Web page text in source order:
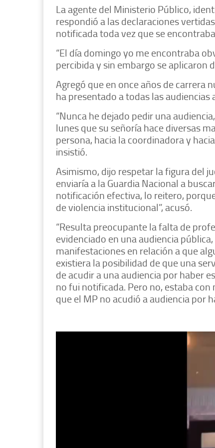
La agente del Ministerio Público,
respondió a las declaraciones
notificada toda vez que se
“El día domingo yo me encontraba
percibida y sin embargo se aplicaron
Agregó que en once años de carrera
ha presentado a todas las audiencias
“Nunca he dejado pedir una
lunes que su señoría hace diversas
persona, hacia la coordinadora y
insistió.
Asimismo, dijo respetar la figura del
enviaría a la Guardia Nacional a
notificación efectiva, lo reitero,
de violencia institucional”, acusó.
“Resulta preocupante la falta de
evidenciado en una audiencia
manifestaciones en relación a que
existiera la posibilidad de que una
de acudir a una audiencia por haber
no fui notificada. Pero no, estaba
que el MP no acudió a audiencia por